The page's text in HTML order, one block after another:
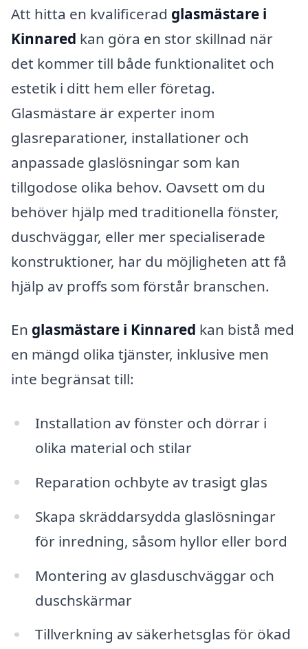
Att hitta en kvalificerad glasmästare i
Kinnared kan göra en stor skillnad när
det kommer till både funktionalitet och
estetik i ditt hem eller företag.
Glasmästare är experter inom
glasreparationer, installationer och
anpassade glaslösningar som kan
tillgodose olika behov. Oavsett om du
behöver hjälp med traditionella fönster,
duschväggar, eller mer specialiserade
konstruktioner, har du möjligheten att få
hjälp av proffs som förstår branschen.
En glasmästare i Kinnared kan bistå med
en mängd olika tjänster, inklusive men
inte begränsat till:
Installation av fönster och dörrar i
olika material och stilar
Reparation ochbyte av trasigt glas
Skapa skräddarsydda glaslösningar
för inredning, såsom hyllor eller bord
Montering av glasduschväggar och
duschskärmar
Tillverkning av säkerhetsglas för ökad